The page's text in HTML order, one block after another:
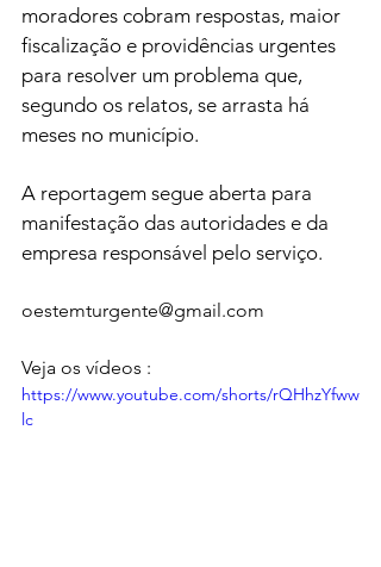
moradores cobram respostas, maior
fiscalização e providências urgentes
para resolver um problema que,
segundo os relatos, se arrasta há
meses no município.
A reportagem segue aberta para
manifestação das autoridades e da
empresa responsável pelo serviço.
oestemturgente@gmail.com
Veja os vídeos :
https://www.youtube.com/shorts/rQHhzYfww
lc